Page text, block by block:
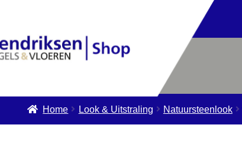
Home Look & Uitstraling Natuursteenlook